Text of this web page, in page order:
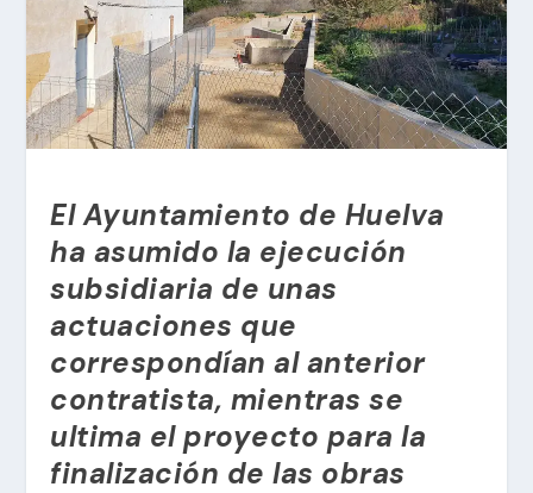
El Ayuntamiento de Huelva
ha asumido la ejecución
subsidiaria de unas
actuaciones que
correspondían al anterior
contratista, mientras se
ultima el proyecto para la
finalización de las obras